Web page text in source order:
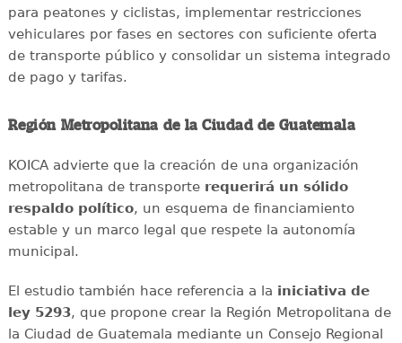
para peatones y ciclistas, implementar restricciones
vehiculares por fases en sectores con suficiente oferta
de transporte público y consolidar un sistema integrado
de pago y tarifas.
Región Metropolitana de la Ciudad de Guatemala
KOICA advierte que la creación de una organización
metropolitana de transporte requerirá un sólido
respaldo político, un esquema de financiamiento
estable y un marco legal que respete la autonomía
municipal.
El estudio también hace referencia a la iniciativa de
ley 5293, que propone crear la Región Metropolitana de
la Ciudad de Guatemala mediante un Consejo Regional